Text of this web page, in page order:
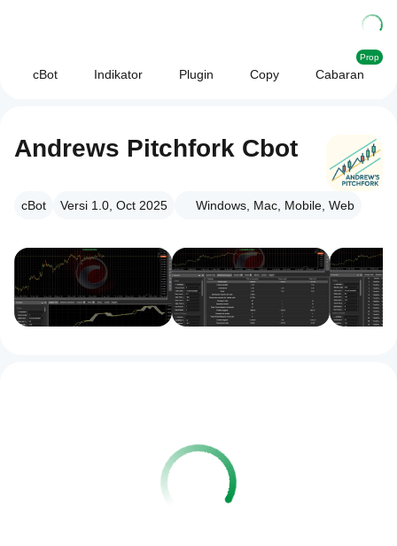
cBot Indikator Plugin Copy Cabaran
Prop
Andrews Pitchfork Cbot
cBot Versi 1.0, Oct 2025 Windows, Mac, Mobile, Web